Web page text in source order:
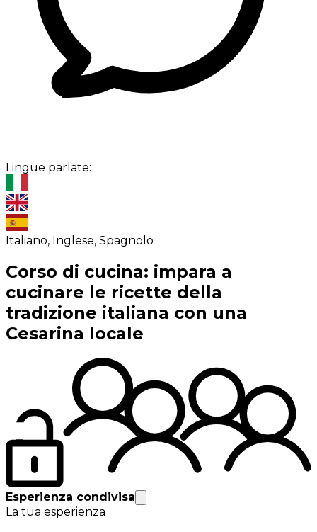
Lingue parlate:
Italiano, Inglese, Spagnolo
Corso di cucina: impara a
cucinare le ricette della
tradizione italiana con una
Cesarina locale
Esperienza condivisa
La tua esperienza